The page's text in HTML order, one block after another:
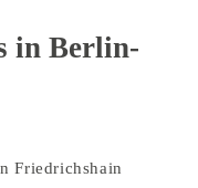
in Berlin-
Friedrichshain